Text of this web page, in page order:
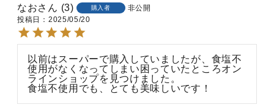
なお 3 購入者
非公開
投稿日
2025/05/20
以前はスーパーで購入していましたが、食塩不
使用がなくなってしまい困っていたところオン
ラインショップを見つけました。
食塩不使用でも、とても美味しいです！